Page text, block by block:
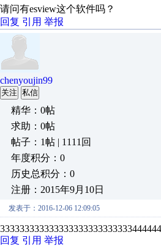
请问有esview这个软件吗？
回复 引用 举报
chenyoujin99
关注 私信
精华：0帖
求助：0帖
帖子：1帖 | 1111回
年度积分：0
历史总积分：0
注册：2015年9月10日
发表于：2016-12-06 12:09:05
回复 引用 举报